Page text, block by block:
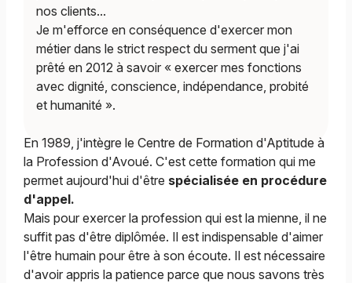
nos clients...
Je m'efforce en conséquence d'exercer mon
métier dans le strict respect du serment que j'ai
prêté en 2012 à savoir « exercer mes fonctions
avec dignité, conscience, indépendance, probité
et humanité ».
En 1989, j'intègre le Centre de Formation d'Aptitude à
la Profession d'Avoué. C'est cette formation qui me
permet aujourd'hui d'être spécialisée en procédure
d'appel.
Mais pour exercer la profession qui est la mienne, il ne
suffit pas d'être diplômée. Il est indispensable d'aimer
l'être humain pour être à son écoute. Il est nécessaire
d'avoir appris la patience parce que nous savons très